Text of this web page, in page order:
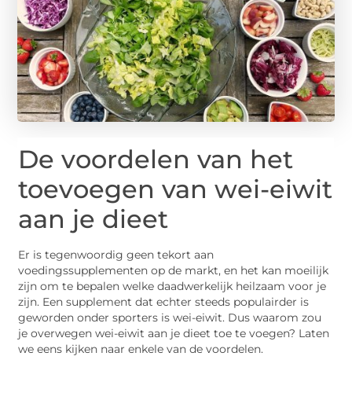
De voordelen van het
toevoegen van wei-eiwit
aan je dieet
Er is tegenwoordig geen tekort aan
voedingssupplementen op de markt, en het kan moeilijk
zijn om te bepalen welke daadwerkelijk heilzaam voor je
zijn. Een supplement dat echter steeds populairder is
geworden onder sporters is wei-eiwit. Dus waarom zou
je overwegen wei-eiwit aan je dieet toe te voegen? Laten
we eens kijken naar enkele van de voordelen.